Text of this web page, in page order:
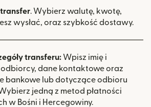
transfer. Wybierz walutę, kwotę,
wysłać, oraz szybkość dostawy.
transferu: Wpisz imię i
dane kontaktowe oraz
bankowe lub dotyczące odbioru
jedną z metod płatności
w Bośni i Hercegowiny.